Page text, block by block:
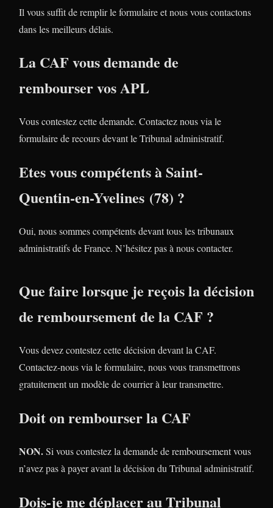
Il vous suffit de remplir le formulaire et nous vous contactons
dans les meilleurs délais.
La CAF vous demande de
rembourser vos APL
Vous contestez cette demande. Contactez nous via le
formulaire de recours devant le Tribunal administratif.
Etes vous compétents à Saint-
Quentin-en-Yvelines (78) ?
Oui, nous sommes compétents devant tous les tribunaux
administratifs de France. N’hésitez pas à nous contacter.
Que faire lorsque je reçois la décision
de remboursement de la CAF ?
Vous devez contestez cette décision devant la CAF.
Contactez-nous via le formulaire, nous vous transmettrons
gratuitement un modèle de courrier à leur transmettre.
Doit on rembourser la CAF
NON.Si vous contestez la demande de remboursement vous
n’avez pas à payer avant la décision du Tribunal administratif.
Dois-je me déplacer au Tribunal